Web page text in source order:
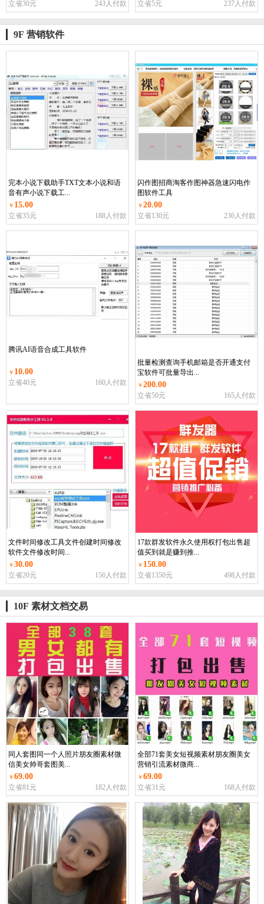
立省30元 243人付款 立省5元 237人付款
9F 营销软件
完本小说下载助手TXT文本小说和语
音有声小说下载工...
￥ 15.00
立省35元 188人付款
闪作图招商淘客作图神器急速闪电作
图软件工具
￥20.00
立省130元 236人付款
腾讯AI语音合成工具软件
￥ 10.00
立省40元 160人付款
批量检测查询手机邮箱是否开通支付
宝软件可批量导出...
￥200.00
立省50元 165人付款
文件时间修改工具文件创建时间修改
软件文件修改时间...
￥30.00
立省20元 156人付款
17款群发软件永久使用权打包出售超
值买到就是赚到推...
￥ 150.00
立省1350元 498人付款
10F 素材文档交易
同人套图同一个人照片朋友圈素材微
信美女帅哥套图美...
￥69.00
立省81元 182人付款
全部71套美女短视频素材朋友圈美女
营销引流素材微商...
￥69.00
立省31元 168人付款